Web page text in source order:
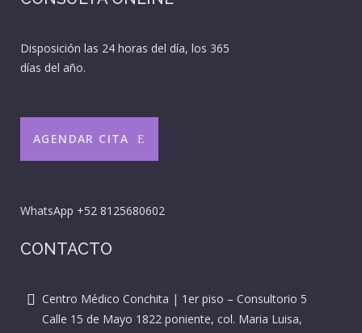
Disposición las 24 horas del día, los 365
días del año.
AGENDAR CITA
WhatsApp +52 8125680602
CONTACTO
Centro Médico Conchita | 1er piso – Consultorio 5
Calle 15 de Mayo 1822 poniente, col. Maria Luisa,